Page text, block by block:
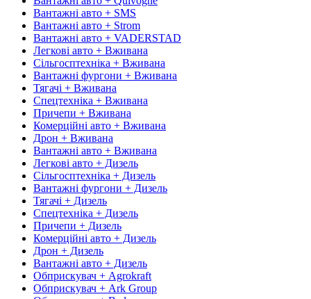
Вантажні авто + SMS
Вантажні авто + Strom
Вантажні авто + VADERSTAD
Легкові авто + Вживана
Сільгосптехніка + Вживана
Вантажні фургони + Вживана
Тягачі + Вживана
Спецтехніка + Вживана
Причепи + Вживана
Комерційні авто + Вживана
Дрон + Вживана
Вантажні авто + Вживана
Легкові авто + Дизель
Сільгосптехніка + Дизель
Вантажні фургони + Дизель
Тягачі + Дизель
Спецтехніка + Дизель
Причепи + Дизель
Комерційні авто + Дизель
Дрон + Дизель
Вантажні авто + Дизель
Обприскувач + Agrokraft
Обприскувач + Ark Group